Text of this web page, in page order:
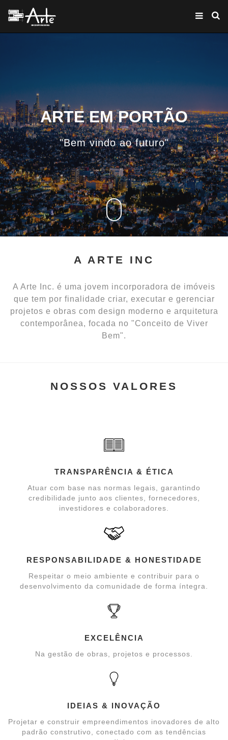
ARTE EM PORTÃO
"Bem vindo ao futuro"
A ARTE INC
A Arte Inc. é uma jovem incorporadora de imóveis
que tem por finalidade criar, executar e gerenciar
projetos e obras com design moderno e arquitetura
contemporânea, focada no "Conceito de Viver
Bem".
NOSSOS VALORES
TRANSPARÊNCIA & ÉTICA
Atuar com base nas normas legais, garantindo
credibilidade junto aos clientes, fornecedores,
investidores e colaboradores.
RESPONSABILIDADE & HONESTIDADE
Respeitar o meio ambiente e contribuir para o
desenvolvimento da comunidade de forma íntegra.
EXCELÊNCIA
Na gestão de obras, projetos e processos.
IDEIAS & INOVAÇÃO
Projetar e construir empreendimentos inovadores de alto
padrão construtivo, conectado com as tendências